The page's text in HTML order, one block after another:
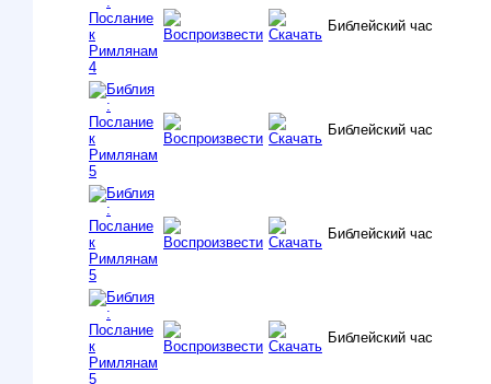
Библейский час
Библейский час
Библейский час
Библейский час